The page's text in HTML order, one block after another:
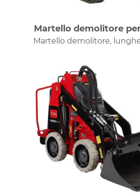
Martello demolitore
Martello demolitore,